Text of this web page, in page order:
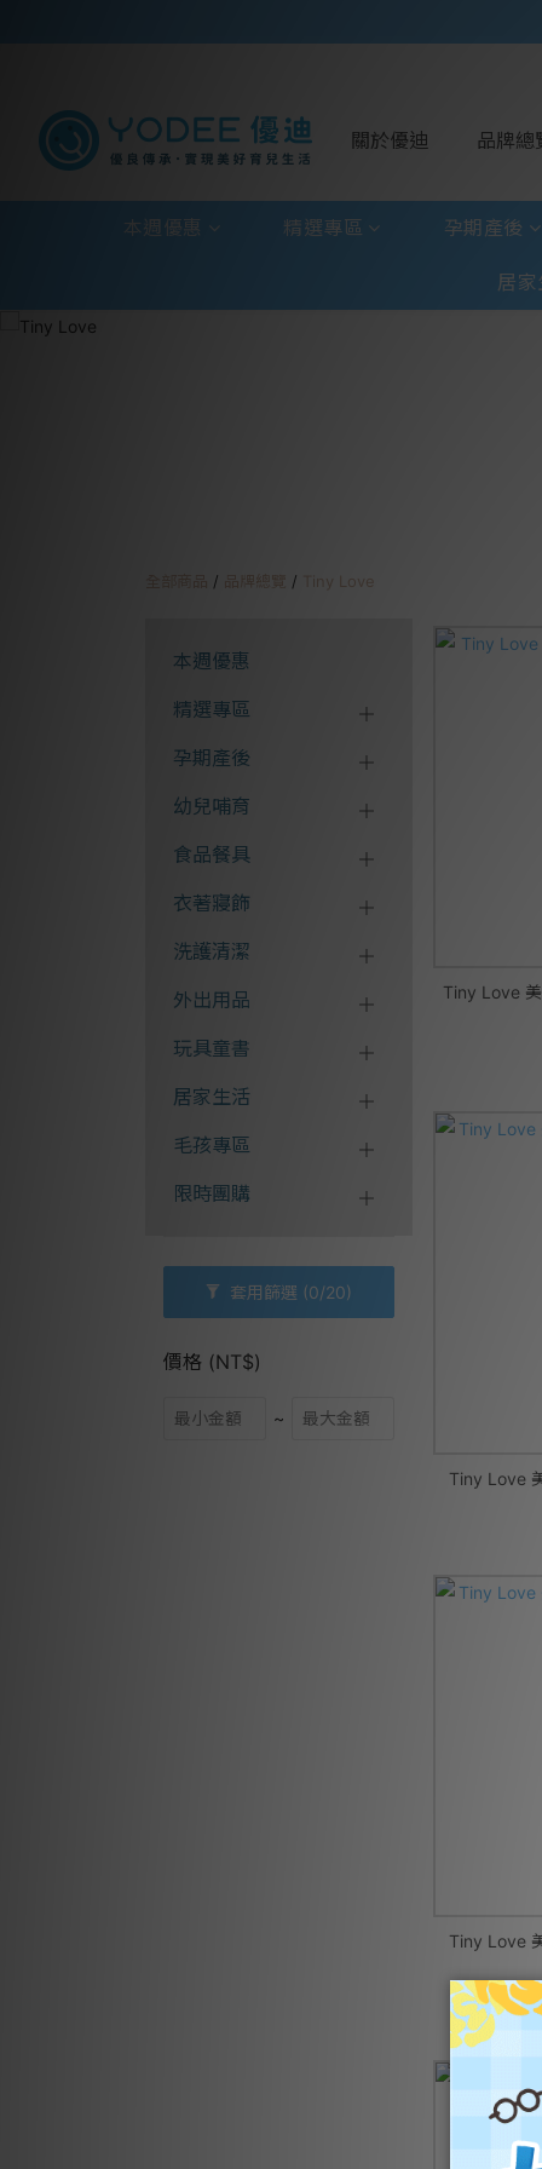
關於優迪 品牌總
本週優惠 精選專區 孕期產後
居
/ 品牌總覽 / Tiny Love
本週優惠
精選專區
孕期產後
幼兒哺育
食品餐具
衣著寢飾
洗護清潔
外出用品
玩具童書
居家生活
毛孩專區
限時團購
套用篩選 (0/20)
價格 (NT$)
~
Tiny Love
Tiny Love
Tiny Love